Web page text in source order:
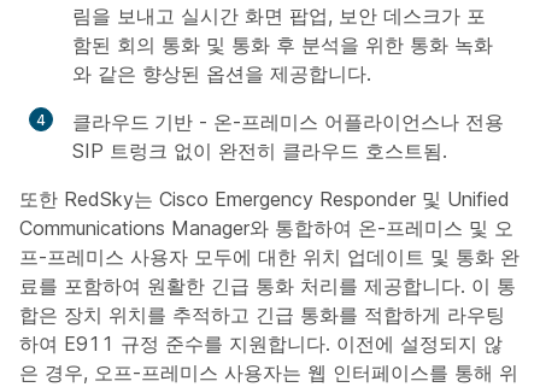
림을 보내고 실시간 화면 팝업, 보안 데스크가 포
함된 회의 통화 및 통화 후 분석을 위한 통화 녹화
와 같은 향상된 옵션을 제공합니다.
클라우드 기반 - 온-프레미스 어플라이언스나 전용
SIP 트렁크 없이 완전히 클라우드 호스트됨.
또한 RedSky는 Cisco Emergency Responder 및 Unified
Communications Manager와 통합하여 온-프레미스 및 오
프-프레미스 사용자 모두에 대한 위치 업데이트 및 통화 완
료를 포함하여 원활한 긴급 통화 처리를 제공합니다. 이 통
합은 장치 위치를 추적하고 긴급 통화를 적합하게 라우팅
하여 E911 규정 준수를 지원합니다. 이전에 설정되지 않
은 경우, 오프-프레미스 사용자는 웹 인터페이스를 통해 위